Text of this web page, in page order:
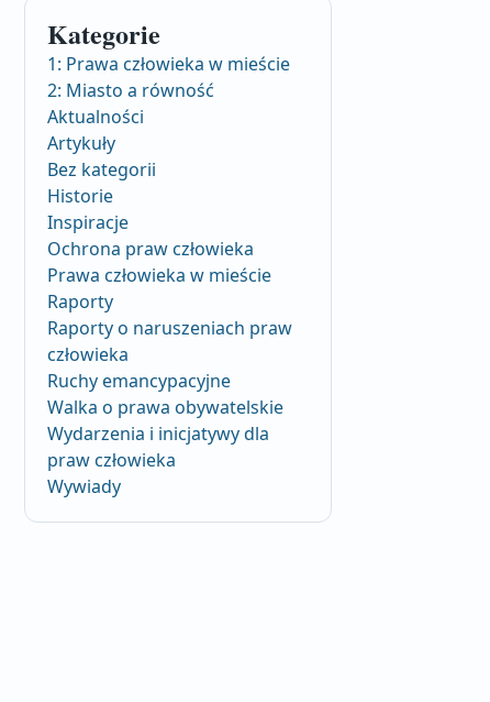
Kategorie
1: Prawa człowieka w mieście
2: Miasto a równość
Aktualności
Artykuły
Bez kategorii
Historie
Inspiracje
Ochrona praw człowieka
Prawa człowieka w mieście
Raporty
Raporty o naruszeniach praw
człowieka
Ruchy emancypacyjne
Walka o prawa obywatelskie
Wydarzenia i inicjatywy dla
praw człowieka
Wywiady